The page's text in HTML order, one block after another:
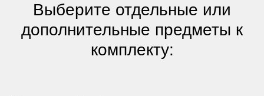
Выберите отдельные или
дополнительные предметы к
комплекту: